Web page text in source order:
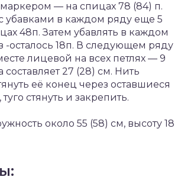
— на спицах 78 (84) п.
убавками в каждом ряду еще 5
48п. Затем убавлять в каждом
-осталось 18п. В следующем ряду
лицевой на всех петлях — 9
27 (28) см. Нить
её конец через оставшиеся
стянуть и закрепить.
около 55 (58) см, высоту 18